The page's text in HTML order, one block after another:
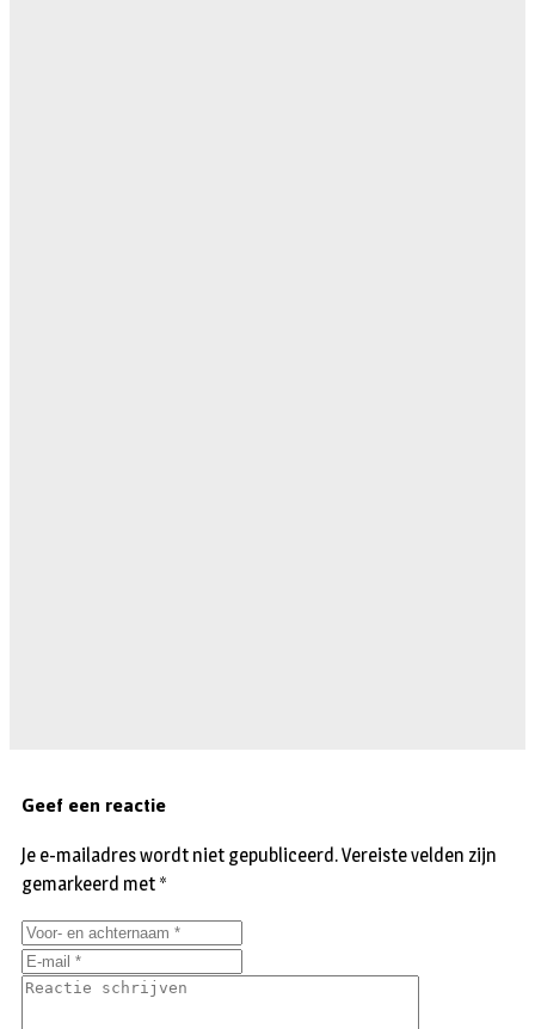
Geef een reactie
Je e-mailadres wordt niet gepubliceerd.Vereiste velden zijn
gemarkeerd met *